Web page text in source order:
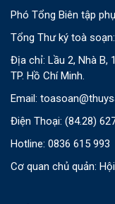
Phó Tổng Biên tập
Tổng Thư ký toà
Địa chỉ: Lầu 2, Nhà B,
TP. Hồ Chí Minh.
Email:
Điện Thoại: (84.28)
Hotline: 0836 615 993
Cơ quan chủ quản: